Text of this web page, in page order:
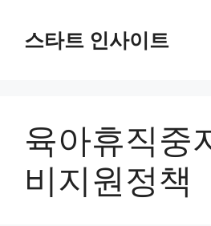
스타트 인사이트
육아휴직중
비지원정책